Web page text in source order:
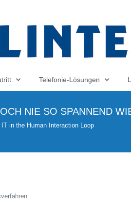
Telefonie-Lösungen
NIE SO SPANNEND
IT in the Human Interaction Loop